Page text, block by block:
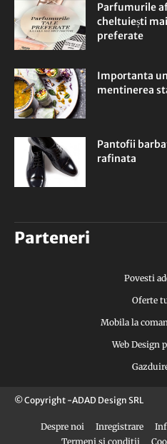
Parfumurile
cheltuiești
preferate
Importanta
mentinerea
Pantofii
rafinata
Parteneri
Povesti
Oferte
Mobila la
Web Design
© Copyright -ADAD Design SRL
Despre noi Inregistrare
Termeni si conditii